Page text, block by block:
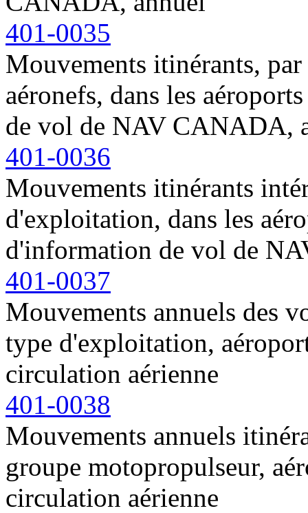
401-0035
Mouvements itinérants,
aéronefs, dans les
de vol de NAV CANADA,
401-0036
Mouvements itinérants
d'exploitation, dans les
d'information de vol de
401-0037
Mouvements annuels des
type d'exploitation,
circulation aérienne
401-0038
Mouvements annuels
groupe motopropulseur,
circulation aérienne